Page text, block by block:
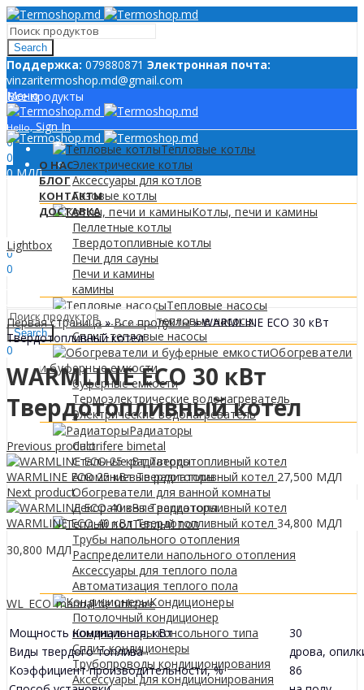
Search
Поддержкa: 079880871 Электронная почта:
vinzaritermoshop.md@gmail.com
Меню
Hello, Sign In
0
0
0МДЛ
Все продукты
Тепловые котлы
Электрические котлы
Аксессуары для котлов
Газовые котлы
Котлы, печи и камины
Пеллетные котлы
Твердотопливные котлы
Печи для сауны
Печи и камины
камины
Тепловые насосы
Моноблочные тепловые насосы
Сплит-тепловые насосы
Обогреватели
и буферные емкости
буферные емкости
Термоэлектрические водонагреватель
Электрические водонагреватель
Радиаторы
Calorifere bimetal
Стальные радиаторы
Алюминиевые радиаторы
Обогреватели для ванной комнаты
Декоративные радиаторы
Tеплый пол
Трубы напольного отопления
Распределители напольного отопления
Аксессуары для теплого пола
Автоматизация теплого пола
Кондиционеры
Потолочный кондиционер
Кондиционеры консольного типа
Сплит кондиционеры
Трубопроводы кондиционирования
Аксессуары для кондиционирования
О НАС
БЛОГ
КОНТАКТЫ
ДОСТАВКА
Hello,
0
0
Search
0
0МДЛ
Lightbox
Первая страница»Все продукты»WARMLINE ECO 30 кВт
Твердотопливный котел
WARMLINE ECO 30 кВт
Твердотопливный котел
Previous product
WARMLINE ECO 25 кВт Твердотопливный котел 27,500 МДЛ
Next product
WARMLINE ECO 40 кВт Твердотопливный котел 34,800 МДЛ
30,800 МДЛ
WL_ECO_manual de utilizare
Мощность номинальная, кВт
30
Виды твердого топлива
дрова,
Коэффициент производительности, %
86